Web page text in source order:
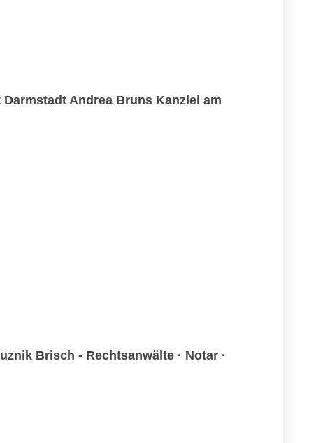
Andrea Bruns Kanzlei am
Brisch - Rechtsanwälte · Notar ·